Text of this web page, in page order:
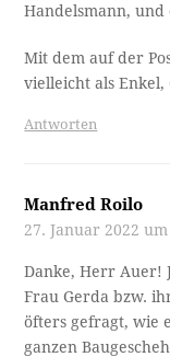
Handelsmann,
Mit dem auf der
vielleicht als
Antworten
Manfred Roilo
27. Januar 2022
Danke, Herr Auer!
Frau Gerda bzw.
öfters gefragt, wie
ganzen